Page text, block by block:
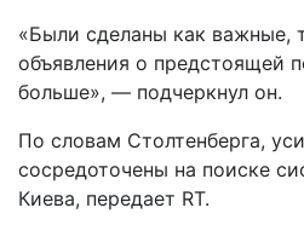
«Были сделаны как важные,
объявления о предстоящей
больше», — подчеркнул он.
По словам Столтенберга,
сосредоточены на поиске
Киева, передает RT.